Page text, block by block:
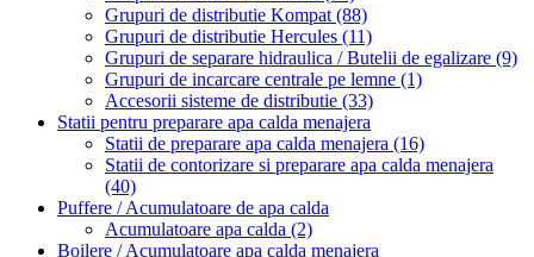
Grupuri de distributie Kompat (88)
Grupuri de distributie Hercules (11)
Grupuri de separare hidraulica / Butelii de egalizare (9)
Grupuri de incarcare centrale pe lemne (1)
Accesorii sisteme de distributie (33)
Statii pentru preparare apa calda menajera
Statii de preparare apa calda menajera (16)
Statii de contorizare si preparare apa calda menajera
(40)
Puffere / Acumulatoare de apa calda
Acumulatoare apa calda (2)
Boilere / Acumulatoare apa calda menajera